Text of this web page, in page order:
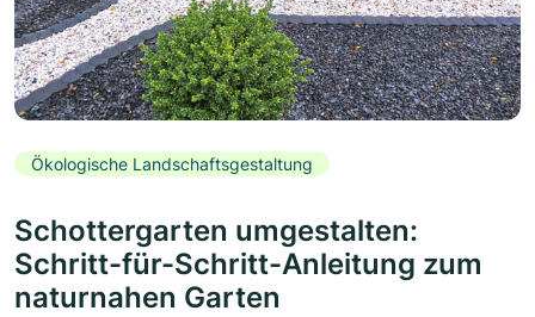
Ökologische Landschaftsgestaltung
Schottergarten umgestalten:
Schritt-für-Schritt-Anleitung zum
naturnahen Garten